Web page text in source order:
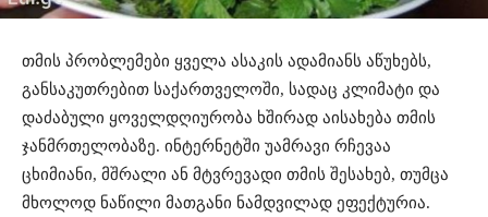
თმის პრობლემები ყველა ასაკის ადამიანს აწუხებს,
განსაკუთრებით საქართველოში, სადაც კლიმატი და
დაძაბული ყოველდღიურობა ხშირად აისახება თმის
ჯანმრთელობაზე. ინტერნეტში უამრავი რჩევაა
ცხიმიანი, მშრალი ან მტვრევადი თმის შესახებ, თუმცა
მხოლოდ ნაწილი მათგანი ნამდვილად ეფექტურია.